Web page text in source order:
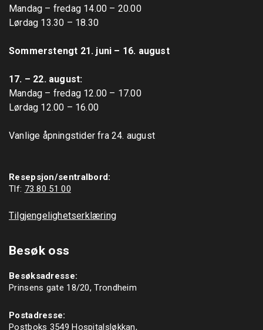
Mandag – fredag 14.00 – 20.00
Lørdag 13.30 – 18.30
Sommerstengt 21. juni – 16. august
17. – 22. august:
Mandag – fredag 12.00 – 17.00
Lørdag 12.00 – 16.00
Vanlige åpningstider fra 24. august
Resepsjon/sentralbord:
Tlf: 73 80 51 00
Tilgjengelighetserklæring
Besøk oss
Besøksadresse:
Prinsens gate 18/20, Trondheim
Postadresse:
Postboks 3549 Hospitalsløkkan,